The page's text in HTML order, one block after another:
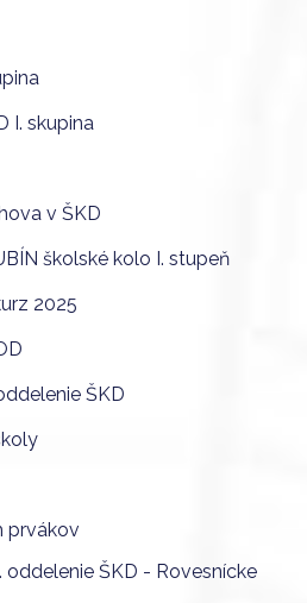
I. skupina
v ŠKD
školské kolo I. stupeň
2025
ŠKD
prvákov
oddelenie ŠKD - Rovesnícke